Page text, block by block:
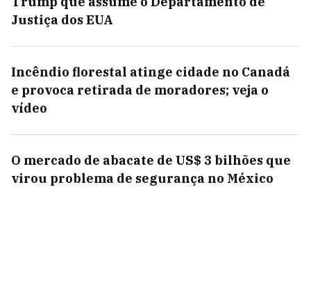
Justiça dos EUA
Incêndio florestal atinge cidade no Canadá
e provoca retirada de moradores; veja o
vídeo
O mercado de abacate de US$ 3 bilhões que
virou problema de segurança no México